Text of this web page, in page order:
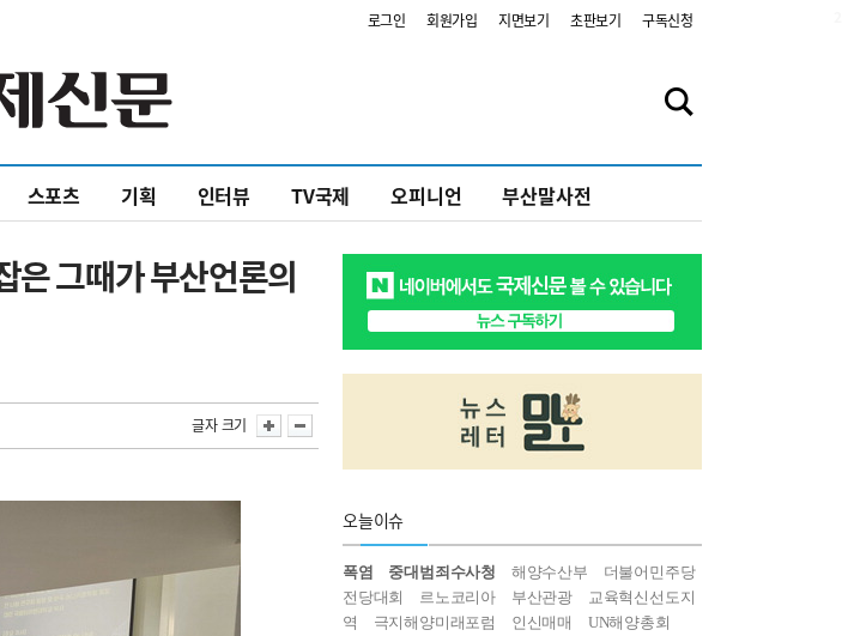
로그인 회원가입 지면보기 초판보기 구독신청
스포츠 기획 인터뷰 TV국제 오피니언 부산말사전
은 그때가 부산언론의
글자 크기
오늘이슈
폭염 중대범죄수사청 해양수산부
더불어민주당
전당대회
르노코리아 부산관광
교육혁신선도지
역
극지해양미래포럼 인신매매 UN해양총회